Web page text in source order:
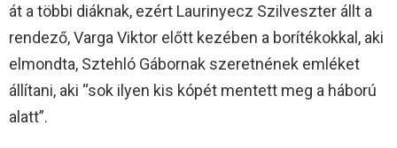
át a többi diáknak, ezért Laurinyecz Szilveszter állt a
rendező, Varga Viktor előtt kezében a borítékokkal, aki
elmondta, Sztehló Gábornak szeretnének emléket
állítani, aki “sok ilyen kis kópét mentett meg a háború
alatt”.